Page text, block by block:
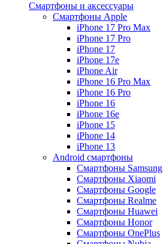
Смартфоны и аксессуары
Смартфоны Apple
iPhone 17 Pro Max
iPhone 17 Pro
iPhone 17
iPhone 17e
iPhone Air
iPhone 16 Pro Max
iPhone 16 Pro
iPhone 16
iPhone 16e
iPhone 15
iPhone 14
iPhone 13
Android cмартфоны
Смартфоны Samsung
Смартфоны Xiaomi
Смартфоны Google
Смартфоны Realme
Смартфоны Huawei
Смартфоны Honor
Смартфоны OnePlus